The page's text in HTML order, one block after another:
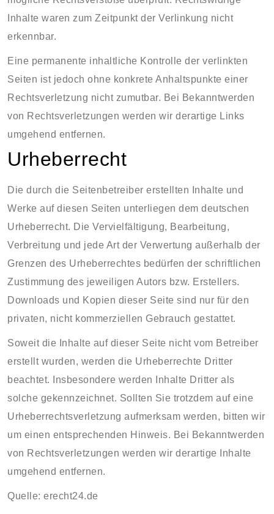
Inhalte waren zum Zeitpunkt der Verlinkung nicht
erkennbar.
Eine permanente inhaltliche Kontrolle der verlinkten
Seiten ist jedoch ohne konkrete Anhaltspunkte einer
Rechtsverletzung nicht zumutbar. Bei Bekanntwerden
von Rechtsverletzungen werden wir derartige Links
umgehend entfernen.
Urheberrecht
Die durch die Seitenbetreiber erstellten Inhalte und
Werke auf diesen Seiten unterliegen dem deutschen
Urheberrecht. Die Vervielfältigung, Bearbeitung,
Verbreitung und jede Art der Verwertung außerhalb der
Grenzen des Urheberrechtes bedürfen der schriftlichen
Zustimmung des jeweiligen Autors bzw. Erstellers.
Downloads und Kopien dieser Seite sind nur für den
privaten, nicht kommerziellen Gebrauch gestattet.
Soweit die Inhalte auf dieser Seite nicht vom Betreiber
erstellt wurden, werden die Urheberrechte Dritter
beachtet. Insbesondere werden Inhalte Dritter als
solche gekennzeichnet. Sollten Sie trotzdem auf eine
Urheberrechtsverletzung aufmerksam werden, bitten wir
um einen entsprechenden Hinweis. Bei Bekanntwerden
von Rechtsverletzungen werden wir derartige Inhalte
umgehend entfernen.
Quelle: erecht24.de